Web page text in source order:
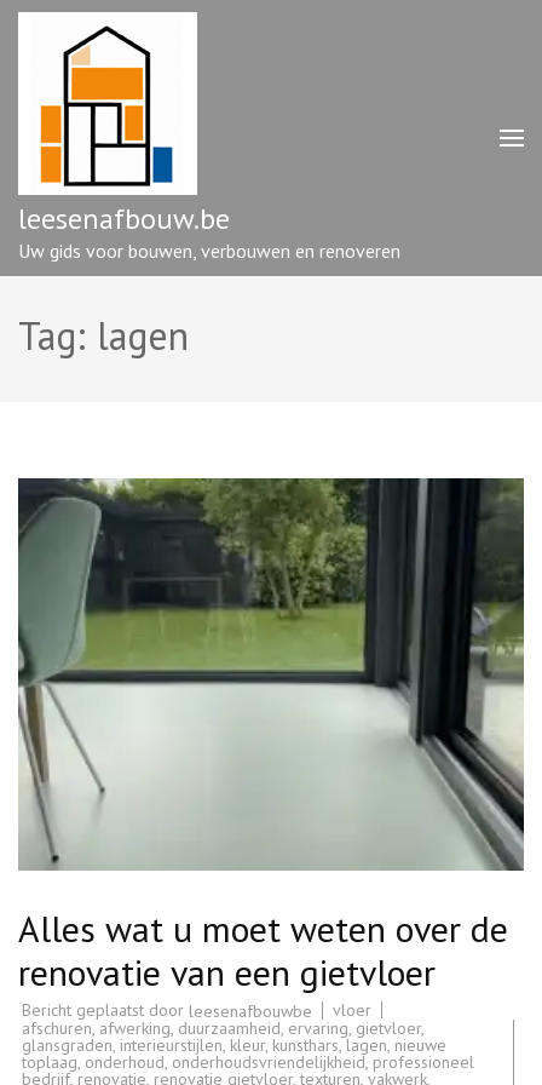
Ga
enter)
leesenafbouw.be
Uw gids voor bouwen, verbouwen en renoveren
Tag: lagen
Alles wat u moet weten over de
renovatie van een gietvloer
Bericht geplaatst door leesenafbouwbe
vloer
afschuren, afwerking, duurzaamheid, ervaring, gietvloer,
glansgraden, interieurstijlen, kleur, kunsthars,lagen, nieuwe
toplaag, onderhoud, onderhoudsvriendelijkheid, professioneel
bedrijf,renovatie, renovatie gietvloer,texturen, vakwerk,